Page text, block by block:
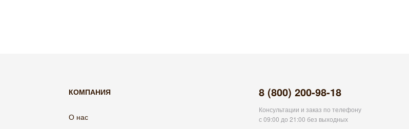
КОМПАНИЯ
О нас
8 (800) 200-98-18
Консультации и заказ по телефону
с 09:00 до 21:00 без выходных